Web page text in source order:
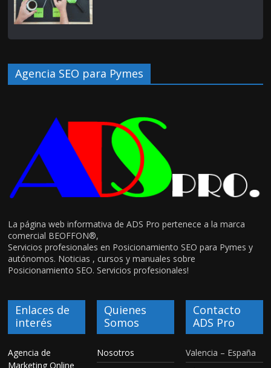
Agencia SEO para Pymes
La página web informativa de ADS Pro pertenece a la marca
comercial BEOFFON®,
Servicios profesionales en Posicionamiento SEO para Pymes y
autónomos. Noticias , cursos y manuales sobre
Posicionamiento SEO. Servicios profesionales!
Enlaces de
interés
Agencia de
Marketing Online
Quienes
Somos
Nosotros
Contacto
ADS Pro
Valencia – España